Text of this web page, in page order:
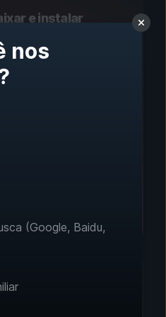
e instalar
com um
Nenhuma
é necessária.
seus recursos
nos
(Google, Baidu,